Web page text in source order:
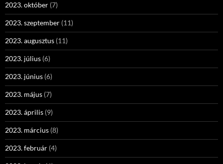
2023. október (7)
2023. szeptember (11)
2023. augusztus (11)
2023. július (6)
2023. június (6)
2023. május (7)
2023. április (9)
2023. március (8)
2023. február (4)